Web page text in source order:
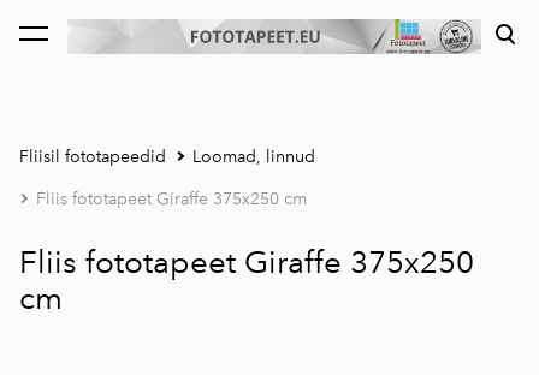
lisati ostukorvi. Vaata ostukorvi
Fliisil fototapeedid Loomad, linnud
Fliis fototapeet Giraffe 375x250 cm
Fliis fototapeet Giraffe 375x250
cm